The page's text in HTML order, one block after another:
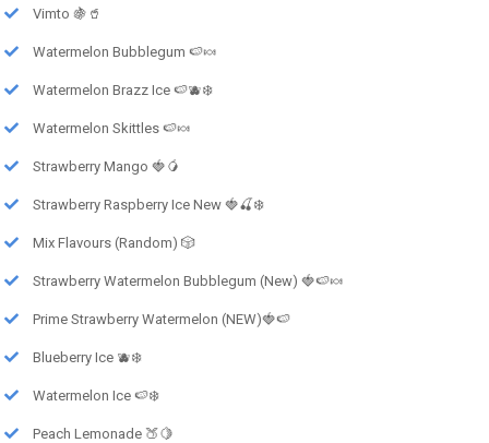
Vimto 🍇🥤
Watermelon Bubblegum 🍉🍬
Watermelon Brazz Ice 🍉🫐❄️
Watermelon Skittles 🍉🍬
Strawberry Mango 🍓🥭
Strawberry Raspberry Ice New 🍓🍒❄️
Mix Flavours (Random) 🎲
Strawberry Watermelon Bubblegum (New) 🍓🍉🍬
Prime Strawberry Watermelon (NEW)🍓🍉
Blueberry Ice 🫐❄️
Watermelon Ice 🍉❄️
Peach Lemonade 🍑🍋